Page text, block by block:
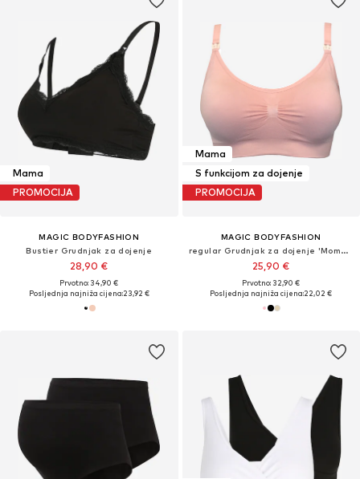
Mama
PROMOCIJA
MAGIC BODYFASHION
Bustier Grudnjak za dojenje
28,90 €
Prvotno: 34,90 €
Posljednja najniža cijena:23,92 €
Mama
S funkcijom za dojenje
PROMOCIJA
MAGIC BODYFASHION
regular Grudnjak za dojenje 'Mommy Comfort'
25,90 €
Prvotno: 32,90 €
Posljednja najniža cijena:22,02 €